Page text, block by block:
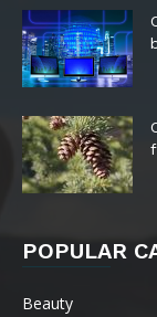
POPULAR
Beauty